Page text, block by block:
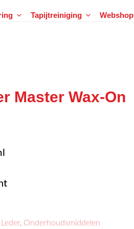
Tapijtreiniging Webshop
Master Wax-On
Leder, Onderhoudsmiddelen